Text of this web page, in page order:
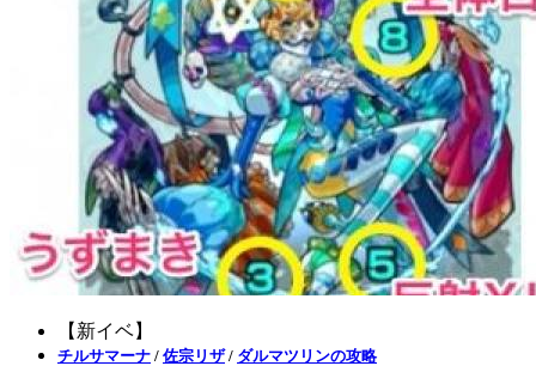
【新イベ】
チルサマーナ / 佐宗リザ/ ダルマツリンの攻略